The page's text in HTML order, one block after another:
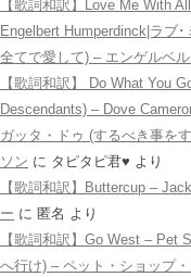
【歌詞和訳】Love Me With
Engelbert Humperdinck|ラブ
全てで愛して) – エンゲルベ
【歌詞和訳】 Do What You
Descendants) – Dove
ガッタ・ドゥ (するべき事を
ソン に タピタピ君♥️ より
【歌詞和訳】Buttercup –
ー に 匿名 より
【歌詞和訳】Go West – Pet
へ行け) – ペット・ショップ